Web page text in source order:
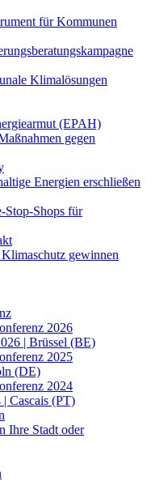
für Kommunen
Klimalösungen
(EPAH)
gegen
Energien erschließen
Stop-Shops für
gewinnen
2026
| Brüssel (BE)
2025
(DE)
2024
Cascais (PT)
Ihre Stadt oder